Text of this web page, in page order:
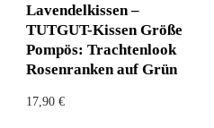
Lavendelkissen –
TUTGUT-Kissen Größe
Pompös: Trachtenlook
Rosenranken auf Grün
17,90 €